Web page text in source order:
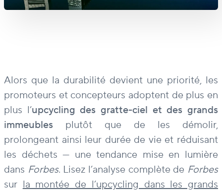
Alors que la durabilité devient une priorité, les
promoteurs et concepteurs adoptent de plus en
plus l’upcycling des gratte-ciel et des grands
immeubles plutôt que de les démolir,
prolongeant ainsi leur durée de vie et réduisant
les déchets — une tendance mise en lumière
dans Forbes. Lisez l’analyse complète de Forbes
sur la montée de l’upcycling dans les grands